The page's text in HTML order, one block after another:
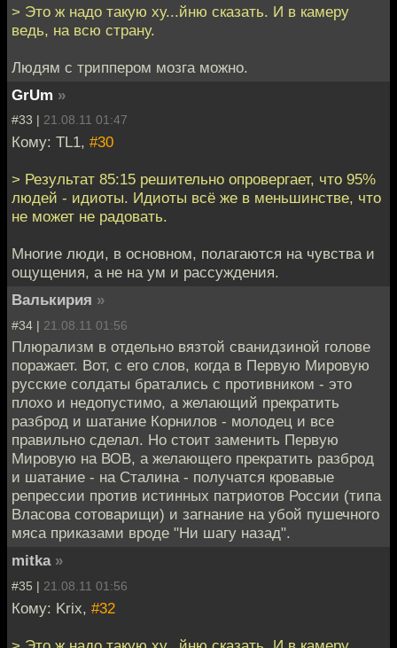
> Это ж надо такую ху...йню сказать. И в камеру
ведь, на всю страну.
Людям с триппером мозга можно.
GrUm »
#33 | 21.08.11 01:47
Кому: TL1, #30
> Результат 85:15 решительно опровергает, что 95%
людей - идиоты. Идиоты всë же в меньшинстве, что
не может не радовать.
Многие люди, в основном, полагаются на чувства и
ощущения, а не на ум и рассуждения.
Валькирия »
#34 | 21.08.11 01:56
Плюрализм в отдельно вязтой сванидзиной голове
поражает. Вот, с его слов, когда в Первую Мировую
русские солдаты братались с противником - это
плохо и недопустимо, а желающий прекратить
разброд и шатание Корнилов - молодец и все
правильно сделал. Но стоит заменить Первую
Мировую на ВОВ, а желающего прекратить разброд
и шатание - на Сталина - получатся кровавые
репрессии против истинных патриотов России (типа
Власова сотоварищи) и загнание на убой пушечного
мяса приказами вроде "Ни шагу назад".
mitka »
#35 | 21.08.11 01:56
Кому: Krix, #32